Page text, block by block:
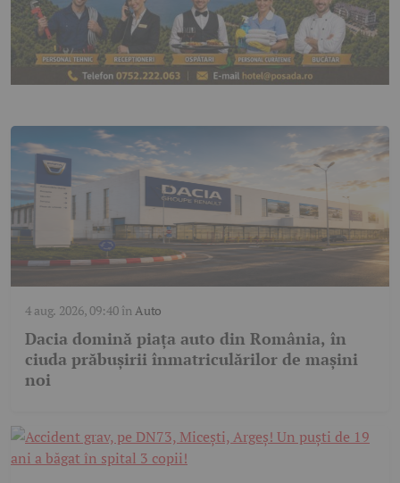
4 aug. 2026, 09:40înAuto
Dacia domină piața auto din România, în
ciuda prăbușirii înmatriculărilor de mașini
noi